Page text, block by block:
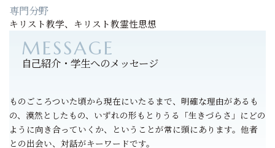
専門分野
キリスト教学、キリスト教霊性思想
自己紹介・学生へのメッセージ
ものごころついた頃から現在にいたるまで、明確な理由があるも
の、漠然としたもの、いずれの形もとりうる「生きづらさ」にどの
ように向き合っていくか、ということが常に頭にあります。他者
との出会い、対話がキーワードです。